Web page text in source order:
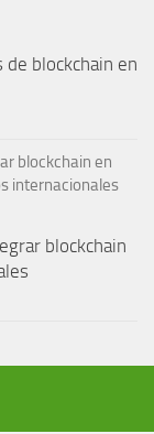
blockchain en
blockchain